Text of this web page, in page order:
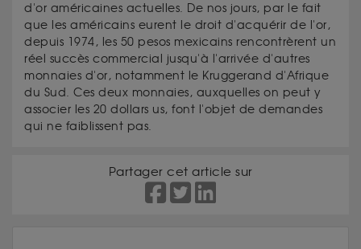
d'or américaines actuelles. De nos jours, par le fait
que les américains eurent le droit d'acquérir de l'or,
depuis 1974, les 50 pesos mexicains rencontrèrent un
réel succès commercial jusqu'à l'arrivée d'autres
monnaies d'or, notamment le Kruggerand d'Afrique
du Sud. Ces deux monnaies, auxquelles on peut y
associer les 20 dollars us, font l'objet de demandes
qui ne faiblissent pas.
Partager cet article sur